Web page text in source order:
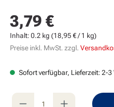
Regulärer Preis:
3,79 €
Inhalt: 0.2 kg (18,95 € / 1 kg)
Preise inkl. MwSt. zzgl.
Sofort verfügbar, Lieferzeit: 2-3
Produkt Anzahl: Gib